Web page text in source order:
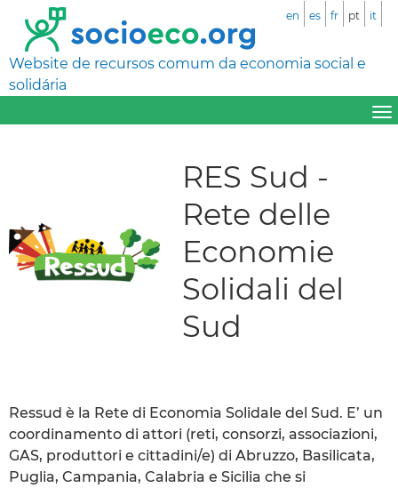
Website de recursos comum da economia social e
solidária
en es fr pt it
RES Sud -
Rete delle
Economie
Solidali del
Sud
Ressud è la Rete di Economia Solidale del Sud. E’ un
coordinamento di attori (reti, consorzi, associazioni,
GAS, produttori e cittadini/e) di Abruzzo, Basilicata,
Puglia, Campania, Calabria e Sicilia che si